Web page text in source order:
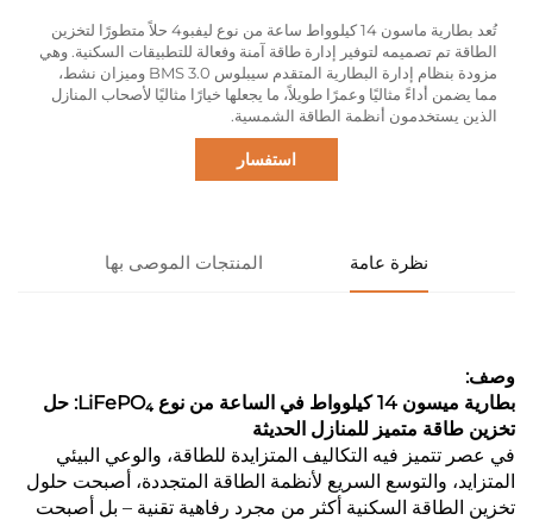
تُعد بطارية ماسون 14 كيلوواط ساعة من نوع ليفبو4 حلاً متطورًا لتخزين
الطاقة تم تصميمه لتوفير إدارة طاقة آمنة وفعالة للتطبيقات السكنية. وهي
مزودة بنظام إدارة البطارية المتقدم سيبلوس BMS 3.0 وميزان نشط،
مما يضمن أداءً مثاليًا وعمرًا طويلاً، ما يجعلها خيارًا مثاليًا لأصحاب المنازل
الذين يستخدمون أنظمة الطاقة الشمسية.
استفسار
نظرة عامة المنتجات الموصى بها
وصف:
بطارية ميسون 14 كيلوواط في الساعة من نوع LiFePO₄: حل
تخزين طاقة متميز للمنازل الحديثة
في عصر تتميز فيه التكاليف المتزايدة للطاقة، والوعي البيئي
المتزايد، والتوسع السريع لأنظمة الطاقة المتجددة، أصبحت حلول
تخزين الطاقة السكنية أكثر من مجرد رفاهية تقنية – بل أصبحت